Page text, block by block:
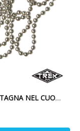
MEDAGLIETTA CON COLLANA - MONTAGNA NEL CUORE